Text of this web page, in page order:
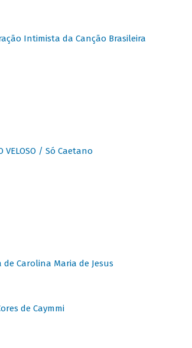
Intimista da Canção Brasileira
VELOSO / Só Caetano
de Carolina Maria de Jesus
de Caymmi